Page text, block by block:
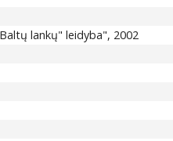
lankų" leidyba", 2002